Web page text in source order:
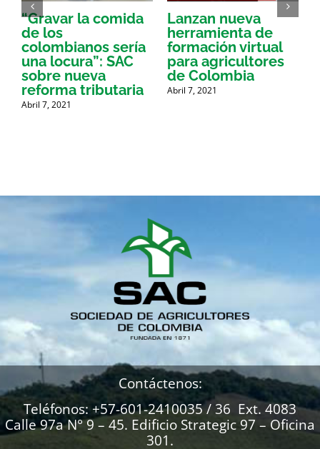
“Gravar la comida
de los
colombianos sería
una locura”: SAC
sobre nueva
reforma tributaria
Abril 7, 2021
Lanzan nueva
herramienta de
formación virtual
para agricultores
de Colombia
Abril 7, 2021
Contáctenos:
Teléfonos: +57-601-2410035 / 36 Ext. 4083
Calle 97a N° 9 – 45. Edificio Strategic 97 – Oficina
301.